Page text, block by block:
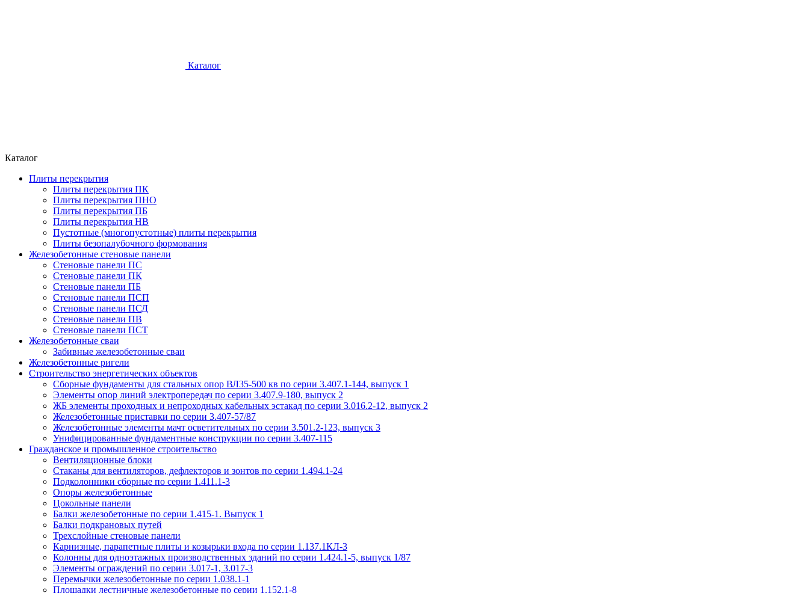
Каталог
Каталог
Плиты перекрытия
Плиты перекрытия ПК
Плиты перекрытия ПНО
Плиты перекрытия ПБ
Плиты перекрытия НВ
Пустотные (многопустотные) плиты перекрытия
Плиты безопалубочного формования
Железобетонные стеновые панели
Стеновые панели ПС
Стеновые панели ПК
Стеновые панели ПБ
Стеновые панели ПСП
Стеновые панели ПСД
Стеновые панели ПВ
Стеновые панели ПСТ
Железобетонные сваи
Забивные железобетонные сваи
Железобетонные ригели
Строительство энергетических объектов
Сборные фундаменты для стальных опор ВЛ35-500 кв по серии 3.407.1-144, выпуск 1
Элементы опор линий электропередач по серии 3.407.9-180, выпуск 2
ЖБ элементы проходных и непроходных кабельных эстакад по серии 3.016.2-12, выпуск 2
Железобетонные приставки по серии 3.407-57/87
Железобетонные элементы мачт осветительных по серии 3.501.2-123, выпуск 3
Унифицированные фундаментные конструкции по серии 3.407-115
Гражданское и промышленное строительство
Вентиляционные блоки
Стаканы для вентиляторов, дефлекторов и зонтов по серии 1.494.1-24
Подколонники сборные по серии 1.411.1-3
Опоры железобетонные
Цокольные панели
Балки железобетонные по серии 1.415-1. Выпуск 1
Балки подкрановых путей
Трехслойные стеновые панели
Карнизные, парапетные плиты и козырьки входа по серии 1.137.1КЛ-3
Колонны для одноэтажных производственных зданий по серии 1.424.1-5, выпуск 1/87
Элементы ограждений по серии 3.017-1, 3.017-3
Перемычки железобетонные по серии 1.038.1-1
Площадки лестничные железобетонные по серии 1.152.1-8